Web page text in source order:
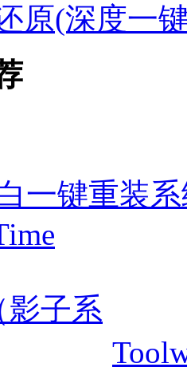
原(深度一
一键重装